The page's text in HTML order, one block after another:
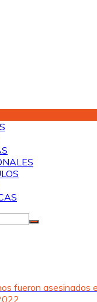
fueron asesinados